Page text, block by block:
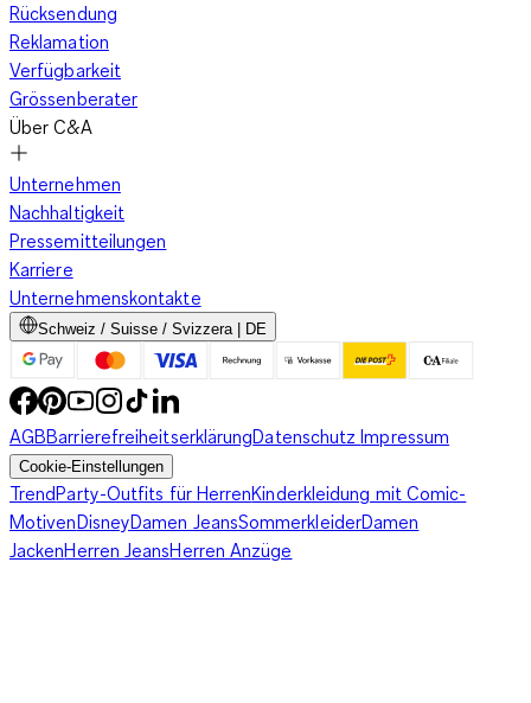
Rücksendung
Reklamation
Verfügbarkeit
Grössenberater
Über C&A
Unternehmen
Nachhaltigkeit
Pressemitteilungen
Karriere
Unternehmenskontakte
Schweiz / Suisse / Svizzera | DE
AGBBarrierefreiheitserklärungDatenschutzImpressum
Cookie-Einstellungen
TrendParty-Outfits für HerrenKinderkleidung mit Comic-
MotivenDisneyDamen JeansSommerkleiderDamen
JackenHerren JeansHerren Anzüge